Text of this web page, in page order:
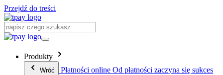
Przejdź do treści
Produkty
Wróć Płatności online Od płatności zaczyna się sukces